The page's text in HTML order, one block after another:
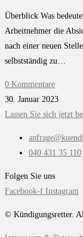
Überblick Was
Arbeitnehmer die
nach einer neuen
selbstständig zu…
0 Kommentare
30. Januar 2023
Lassen Sie sich jetzt
040 431 35 110
Folgen Sie uns
Facebook-f Instagram
© Kündigungsretter.